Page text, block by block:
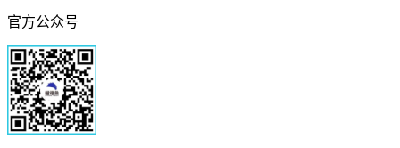
官方公众号